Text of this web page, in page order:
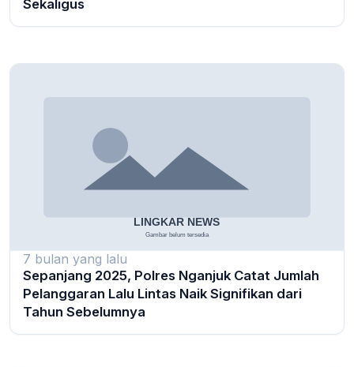
Sekaligus
7 bulan yang lalu
Sepanjang 2025, Polres Nganjuk Catat Jumlah
Pelanggaran Lalu Lintas Naik Signifikan dari
Tahun Sebelumnya